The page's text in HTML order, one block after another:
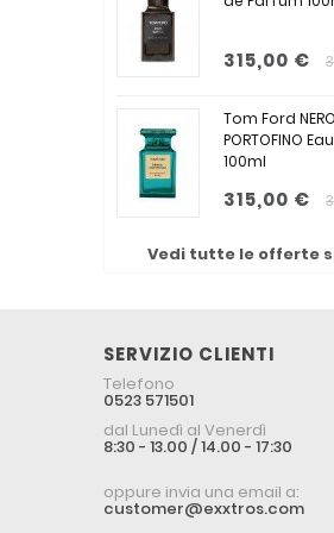
315,00 €
Tom Ford
PORTOFINO
100ml
315,00 €
Vedi tutte le offerte
SERVIZIO CLIENTI
Telefono
0523 571501
dal Lunedì al Venerdì
8:30 - 13.00 / 14.00 - 17:30
oppure invia una email a:
customer@exxtros.com